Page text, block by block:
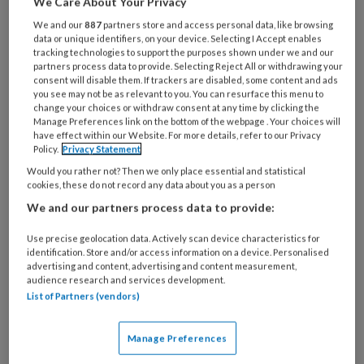
deze vorm van aanvullende diagnostiek in
Nederland nog relatief weinig gebruikt.
Uit onderzoek van het Integraal
Kankercentrum Nederland (IKNL) blijkt dat
ongeveer één op de drie patiënten die voor
een genprofieltest in aanmerking komt, de test
daadwerkelijk krijgt. Dat betekent mogelijk dat
sommige patiënten chemotherapie ondergaan
terwijl dit achteraf niet nodig zou zijn geweest.
Wat is een
genprofieltest?
We and our887 partners store and access personal data, like browsing
data or unique identifiers, on your device. Selecting I Accept enables
tracking technologies to support the purposes shown under we and our
partners process data to provide. Selecting Reject All or withdrawing your
consent will disable them. If trackers are disabled, some content and ads
you see may not be as relevant to you. You can resurface this menu to
change your choices or withdraw consent at any time by clicking the
Manage Preferences link on the bottom of the webpage . Your choices will
have effect within our Website. For more details, refer to our Privacy
Policy. Privacy Statement
Would you rather not? Then we only place essential and statistical
cookies, these do not record any data about you as a person
We and our partners process data to provide:
Use precise geolocation data. Actively scan device characteristics for
identification. Store and/or access information on a device. Personalised
advertising and content, advertising and content measurement,
audience research and services development.
List of Partners (vendors)
Manage Preferences